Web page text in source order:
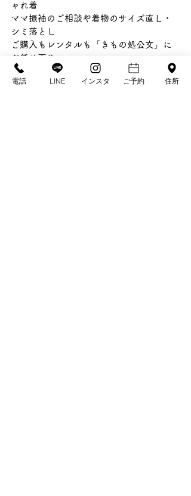
ゃれ着
ママ振袖のご相談や着物のサイズ直し・
シミ落とし
ご購入もレンタルも「きもの処公文」に
お任せ下さい。
タグ：
きもの処公文季節と暮らしを楽しむ雨水
三寒四温
電話 LINE インスタ ご予約 住所